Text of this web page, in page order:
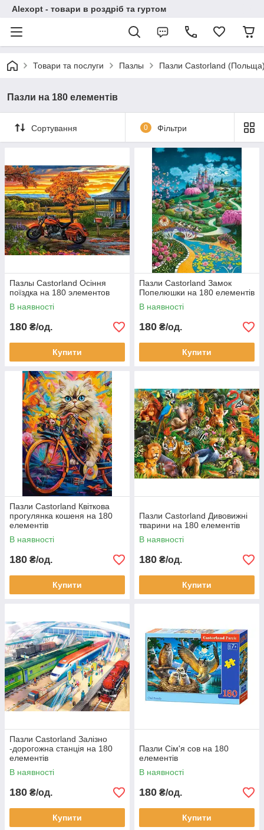
Alexopt - товари в роздріб та гуртом
Товари та послуги Пазлы Пазли Castorland
Пазли на 180 елементів
Сортування 0 Фільтри
Пазлы Castorland Осіння
поїздка на 180 элементов
В наявності
180 ₴/од.
Купити
Пазли Castorland Замок
Попелюшки на 180 елементів
В наявності
180 ₴/од.
Купити
Пазли Castorland Квіткова
прогулянка кошеня на 180
елементів
В наявності
180 ₴/од.
Купити
Пазли Castorland Дивовижні
тварини на 180 елементів
В наявності
180 ₴/од.
Купити
Пазли Castorland Залізно
-дорогожна станція на 180
елементів
В наявності
180 ₴/од.
Купити
Пазли Сім'я сов на 180
елементів
В наявності
180 ₴/од.
Купити